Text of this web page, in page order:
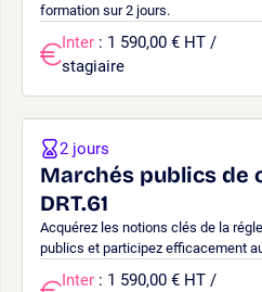
formation sur 2 jours.
Inter : 1 590,00 € HT /
stagiaire
Marchés publics de
DRT.61
Acquérez les notions clés de la
publics et participez efficacement
2 jours
Inter : 1 590,00 € HT /